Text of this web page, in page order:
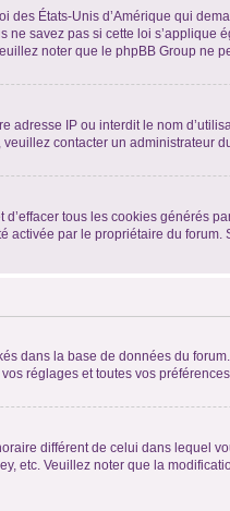
des États-Unis d’Amérique qui
savez pas si cette loi
noter que le phpBB Group ne
adresse IP ou interdit le nom
veuillez contacter un administrateur
tous les cookies
activée par le propriétaire du
dans la base de données du
réglages et toutes vos
différent de celui dans lequel
etc. Veuillez noter que la